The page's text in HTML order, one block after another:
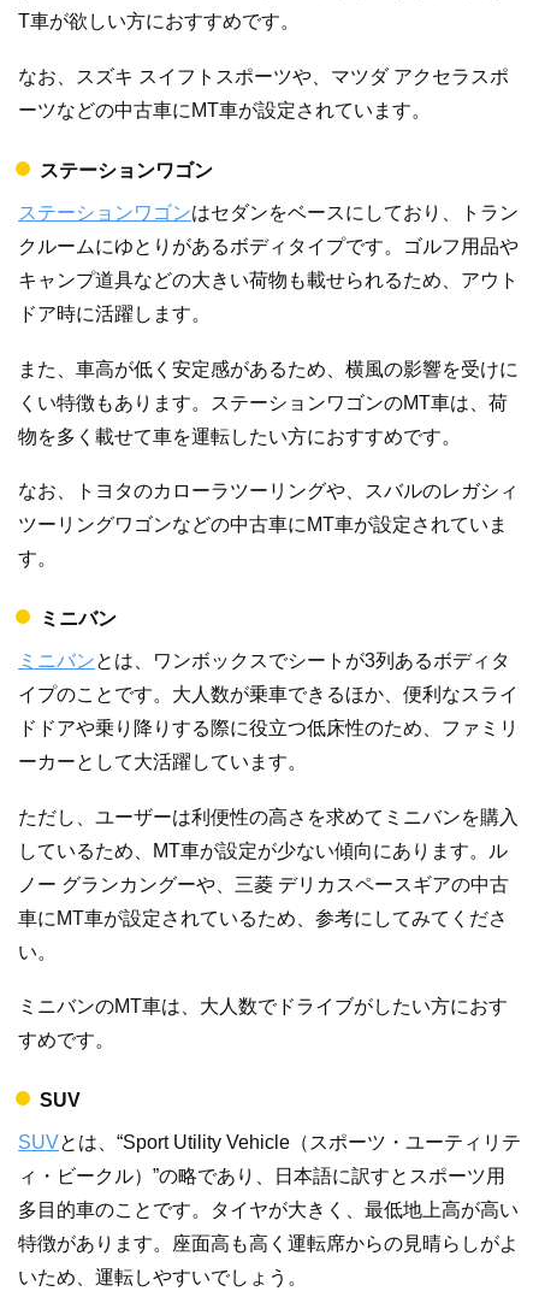
T車が欲しい方におすすめです。
なお、スズキ スイフトスポーツや、マツダ アクセラスポ
ーツなどの中古車にMT車が設定されています。
ステーションワゴン
ステーションワゴンはセダンをベースにしており、トラン
クルームにゆとりがあるボディタイプです。ゴルフ用品や
キャンプ道具などの大きい荷物も載せられるため、アウト
ドア時に活躍します。
また、車高が低く安定感があるため、横風の影響を受けに
くい特徴もあります。ステーションワゴンのMT車は、荷
物を多く載せて車を運転したい方におすすめです。
なお、トヨタのカローラツーリングや、スバルのレガシィ
ツーリングワゴンなどの中古車にMT車が設定されていま
す。
ミニバン
ミニバンとは、ワンボックスでシートが3列あるボディタ
イプのことです。大人数が乗車できるほか、便利なスライ
ドドアや乗り降りする際に役立つ低床性のため、ファミリ
ーカーとして大活躍しています。
ただし、ユーザーは利便性の高さを求めてミニバンを購入
しているため、MT車が設定が少ない傾向にあります。ル
ノー グランカングーや、三菱 デリカスペースギアの中古
車にMT車が設定されているため、参考にしてみてくださ
い。
ミニバンのMT車は、大人数でドライブがしたい方におす
すめです。
SUV
SUVとは、“Sport Utility Vehicle（スポーツ・ユーティリテ
ィ・ビークル）”の略であり、日本語に訳すとスポーツ用
多目的車のことです。タイヤが大きく、最低地上高が高い
特徴があります。座面高も高く運転席からの見晴らしがよ
いため、運転しやすいでしょう。